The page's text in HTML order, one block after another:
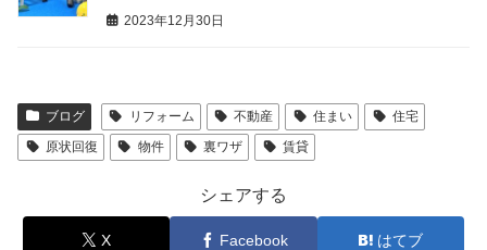
2023年12月30日
ブログ リフォーム 不動産 住まい
住宅
原状回復
物件 裏ワザ 賃貸
シェアする
X Facebook はてブ